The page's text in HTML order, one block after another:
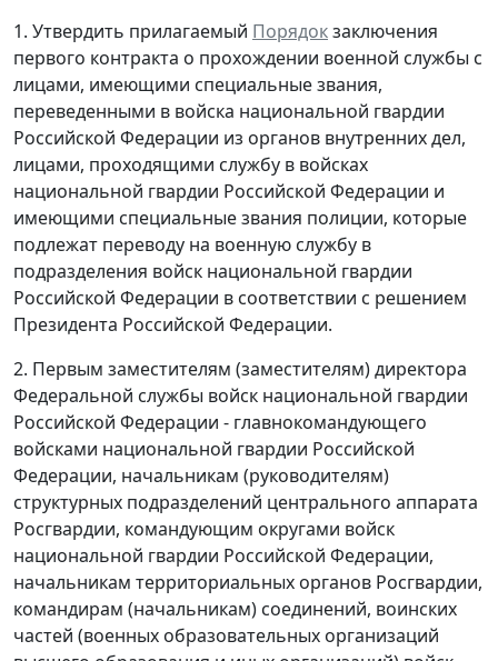
1. Утвердить прилагаемый Порядокзаключения
первого контракта о прохождении военной службы с
лицами, имеющими специальные звания,
переведенными в войска национальной гвардии
Российской Федерации из органов внутренних дел,
лицами, проходящими службу в войсках
национальной гвардии Российской Федерации и
имеющими специальные звания полиции, которые
подлежат переводу на военную службу в
подразделения войск национальной гвардии
Российской Федерации в соответствии с решением
Президента Российской Федерации.
2. Первым заместителям (заместителям) директора
Федеральной службы войск национальной гвардии
Российской Федерации - главнокомандующего
войсками национальной гвардии Российской
Федерации, начальникам (руководителям)
структурных подразделений центрального аппарата
Росгвардии, командующим округами войск
национальной гвардии Российской Федерации,
начальникам территориальных органов Росгвардии,
командирам (начальникам) соединений, воинских
частей (военных образовательных организаций